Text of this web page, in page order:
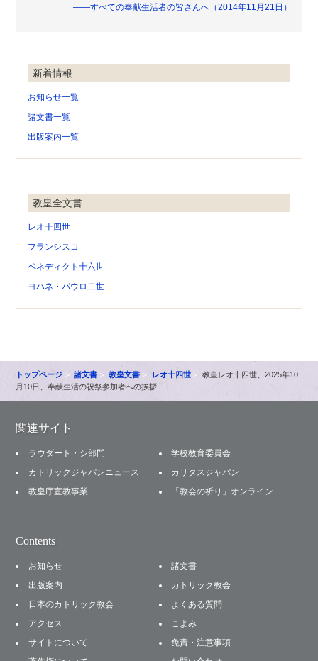
――すべての奉献生活者の皆さんへ（2014年11月21日）
新着情報
お知らせ一覧
諸文書一覧
出版案内一覧
教皇全文書
レオ十四世
フランシスコ
ベネディクト十六世
ヨハネ・パウロ二世
トップページ 諸文書 教皇文書 レオ十四世
教皇レオ十四世、2025年10
月10日、奉献生活の祝祭参加者への挨拶
関連サイト
ラウダート・シ部門
学校教育委員会
カトリックジャパンニュース
カリタスジャパン
教皇庁宣教事業
「教会の祈り」オンライン
Contents
お知らせ
諸文書
出版案内
カトリック教会
日本のカトリック教会
よくある質問
アクセス
こよみ
サイトについて
免責・注意事項